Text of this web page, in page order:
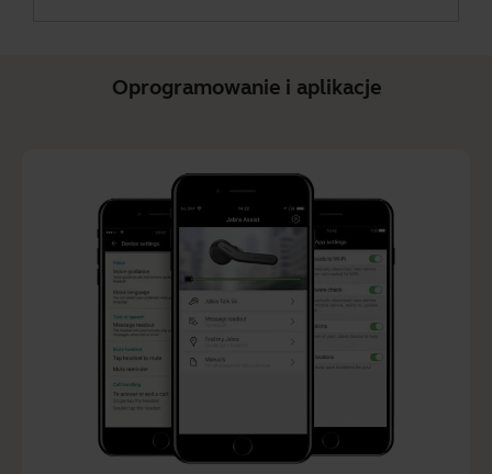
Oprogramowanie i aplikacje